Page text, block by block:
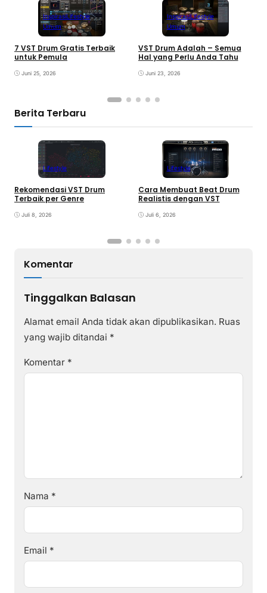
InspirasiLifestyle
Umum
7 VST Drum Gratis Terbaik
untuk Pemula
Juni 25, 2026
InspirasiLifestyle
Umum
VST Drum Adalah – Semua
Hal yang Perlu Anda Tahu
Juni 23, 2026
Berita Terbaru
Lifestyle
Rekomendasi VST Drum
Terbaik per Genre
Juli 8, 2026
Lifestyle
Cara Membuat Beat Drum
Realistis dengan VST
Juli 6, 2026
Komentar
Tinggalkan Balasan
Alamat email Anda tidak akan dipublikasikan. Ruas
yang wajib ditandai *
Komentar *
Nama *
Email *